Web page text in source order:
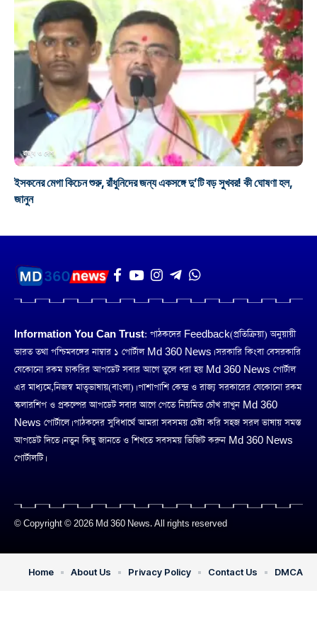
রাজ্য ও দেশ
ইসকনের মেগা কিচেন শুরু, রাঁধুনিদের জন্য একসঙ্গে দু’টি বড় সুখবর! কী ঘোষণা হল,
জানুন
Information You Can Trust: পাঠকদের Feedback(প্রতিক্রিয়া) অনুয়ায়ী
ভারত তথা পশ্চিমবঙ্গের নাম্বার ১ পোর্টাল Md 360 News। সরকারি কিংবা বেসরকারি
যেকোনো রকম চাকরির আপডেট সবার আগে তুলে ধরা হয় Md 360 News পোর্টাল
এর মাধ্যমে,নিজস্ব মাতৃভাষায়(বাংলা)। পাশাপাশি কেন্দ্র ও রাজ্য সরকারের যেকোনো রকম
স্কলারশিপ ও প্রকল্পের আপডেট সবার আগে পেতে নিয়মিত চোঁখ রাখুন Md 360
News পোর্টালে। পাঠকদের সুবিধার্থে আমরা সবসময় চেষ্টা করি সহজ সরল ভাষায় সমস্ত
আপডেট দিতে। নতুন কিছু জানতে ও শিখতে সবসময় ভিজিট করুন Md 360 News
পোর্টালটি।
© Copyright © 2026 Md 360 News. All rights reserved
Home About Us Privacy Policy Contact Us DMCA